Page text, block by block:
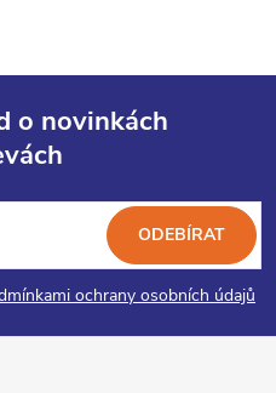
o novinkách
ochrany osobních údajů
ODEBÍRAT